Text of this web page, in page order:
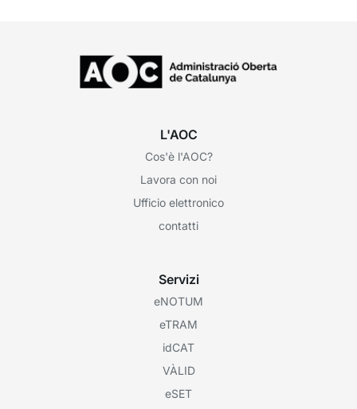
L'AOC
Cos'è l'AOC?
Lavora con noi
Ufficio elettronico
contatti
Servizi
eNOTUM
eTRAM
idCAT
VÀLID
eSET